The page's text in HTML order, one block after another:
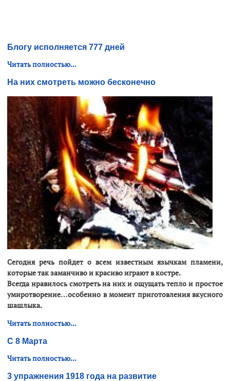
Блогу исполняется 777 дней
Читать полностью...
На них смотреть можно бесконечно
Сегодня речь пойдет о всем известным язычкам пламени,
которые так заманчиво и красиво играют в костре.
Всегда нравилось смотреть на них и ощущать тепло и простое
умиротворение…особенно в момент приготовления вкусного
шашлыка.
Читать полностью...
С 8 Марта
Читать полностью...
3 упражнения 1918 года на развитие